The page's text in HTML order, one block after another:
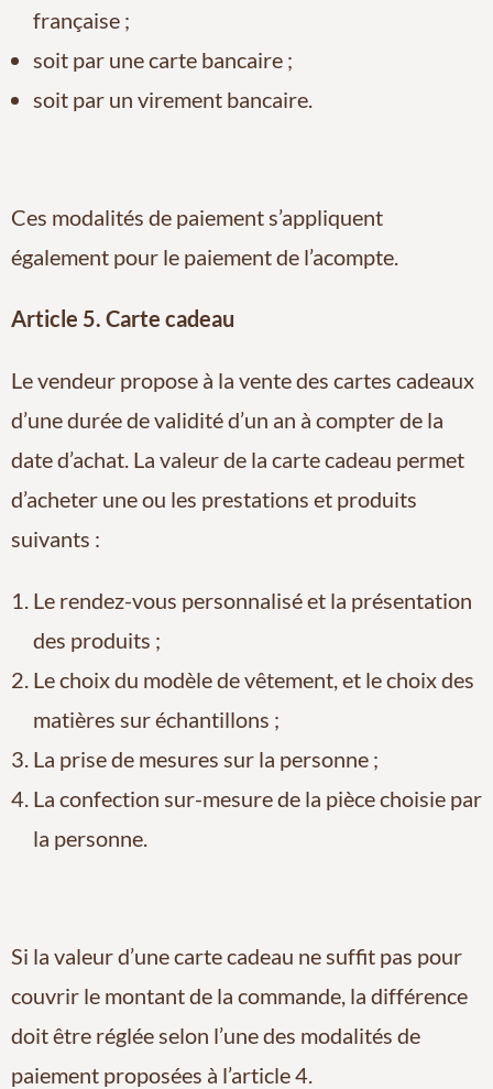
française ;
soit par une carte bancaire ;
soit par un virement bancaire.
Ces modalités de paiement s’appliquent
également pour le paiement de l’acompte.
Article 5. Carte cadeau
Le vendeur propose à la vente des cartes cadeaux
d’une durée de validité d’un an à compter de la
date d’achat. La valeur de la carte cadeau permet
d’acheter une ou les prestations et produits
suivants :
Le rendez-vous personnalisé et la présentation
des produits ;
Le choix du modèle de vêtement, et le choix des
matières sur échantillons ;
La prise de mesures sur la personne ;
La confection sur-mesure de la pièce choisie par
la personne.
Si la valeur d’une carte cadeau ne suffit pas pour
couvrir le montant de la commande, la différence
doit être réglée selon l’une des modalités de
paiement proposées à l’article 4.